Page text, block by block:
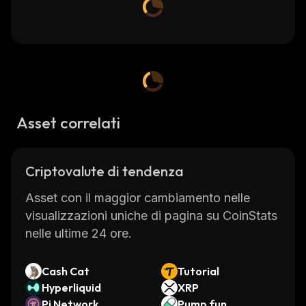
Asset correlati
Criptovalute di tendenza
Asset con il maggior cambiamento nelle
visualizzazioni uniche di pagina su CoinStats
nelle ultime 24 ore.
Cash Cat
Tutorial
Hyperliquid
XRP